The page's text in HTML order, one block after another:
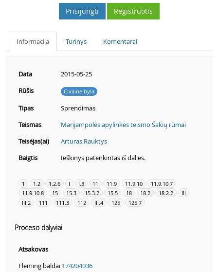
Prisijungti Registruotis
Informacija Turinys Komentarai
Data
2015-05-25
Rūšis
Civilinė byla
Tipas
Sprendimas
Teismas
Marijampolės apylinkės teismo Šakių rūmai
Teisėjas(ai)
Arturas Rauktys
Baigtis
Ieškinys patenkintas iš dalies.
1 1.2 1.2.6 I I.3 11 11.9 11.9.10
11.9.10.7
11.9.10.8
15 15.3 15.3.2 15.5 18 18.2 18.2.2
III
III.2
111 111.3 112 III.4 125 125.7
Proceso dalyviai
Atsakovas
Fleming baldai 174204036